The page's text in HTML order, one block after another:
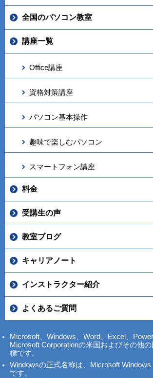
全国のパソコン教室
講座一覧
Office講座
資格対策講座
パソコン基本操作
趣味で楽しむパソコン
スマートフォン講座
料金
受講生の声
教室ブログ
キャリアノート
インストラクター紹介
よくあるご質問
Microsoft、Windows、Word、Excel、
Microsoft Corporationの米国およびその他
標です。
Windowsの正式名称は、Microsoft
です。